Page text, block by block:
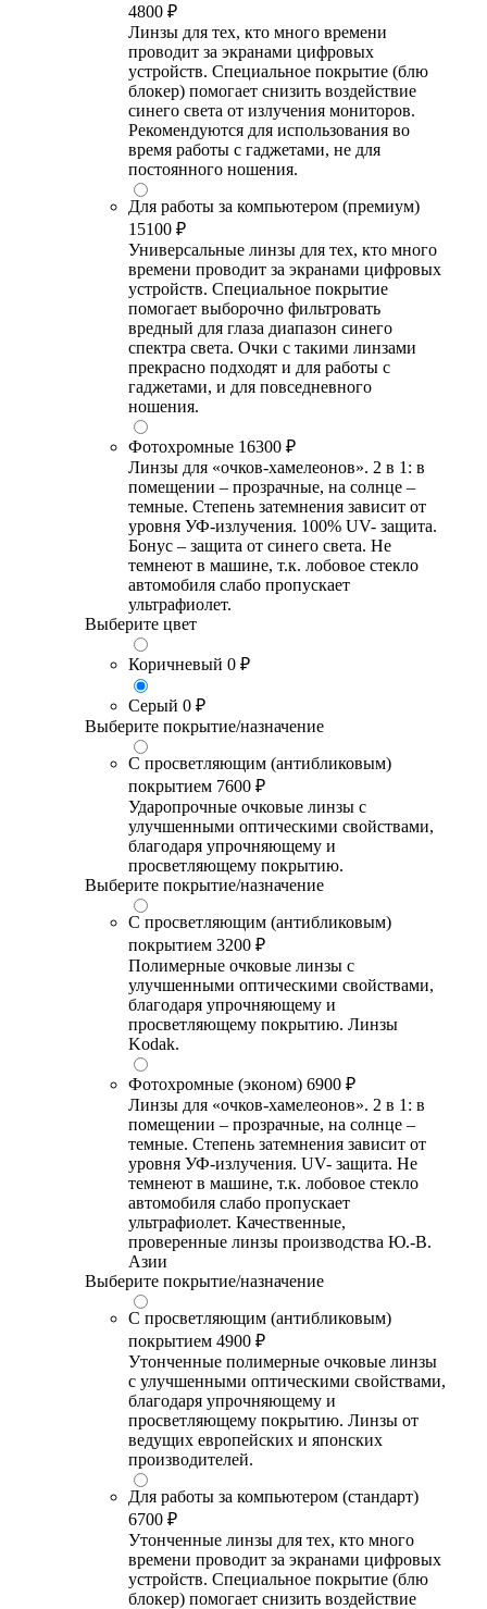
4800 ₽
Линзы для тех, кто много времени
проводит за экранами цифровых
устройств. Специальное покрытие (блю
блокер) помогает снизить воздействие
синего света от излучения мониторов.
Рекомендуются для использования во
время работы с гаджетами, не для
постоянного ношения.
Для работы за компьютером (премиум)
15100 ₽
Универсальные линзы для тех, кто много
времени проводит за экранами цифровых
устройств. Специальное покрытие
помогает выборочно фильтровать
вредный для глаза диапазон синего
спектра света. Очки с такими линзами
прекрасно подходят и для работы с
гаджетами, и для повседневного
ношения.
Фотохромные 16300 ₽
Линзы для «очков-хамелеонов». 2 в 1: в
помещении – прозрачные, на солнце –
темные. Степень затемнения зависит от
уровня УФ-излучения. 100% UV- защита.
Бонус – защита от синего света. Не
темнеют в машине, т.к. лобовое стекло
автомобиля слабо пропускает
ультрафиолет.
Выберите цвет
Коричневый 0 ₽
Серый 0 ₽
Выберите покрытие/назначение
С просветляющим (антибликовым)
покрытием 7600 ₽
Ударопрочные очковые линзы с
улучшенными оптическими свойствами,
благодаря упрочняющему и
просветляющему покрытию.
Выберите покрытие/назначение
С просветляющим (антибликовым)
покрытием 3200 ₽
Полимерные очковые линзы с
улучшенными оптическими свойствами,
благодаря упрочняющему и
просветляющему покрытию. Линзы
Kodak.
Фотохромные (эконом) 6900 ₽
Линзы для «очков-хамелеонов». 2 в 1: в
помещении – прозрачные, на солнце –
темные. Степень затемнения зависит от
уровня УФ-излучения. UV- защита. Не
темнеют в машине, т.к. лобовое стекло
автомобиля слабо пропускает
ультрафиолет. Качественные,
проверенные линзы производства Ю.-В.
Азии
Выберите покрытие/назначение
С просветляющим (антибликовым)
покрытием 4900 ₽
Утонченные полимерные очковые линзы
с улучшенными оптическими свойствами,
благодаря упрочняющему и
просветляющему покрытию. Линзы от
ведущих европейских и японских
производителей.
Для работы за компьютером (стандарт)
6700 ₽
Утонченные линзы для тех, кто много
времени проводит за экранами цифровых
устройств. Специальное покрытие (блю
блокер) помогает снизить воздействие